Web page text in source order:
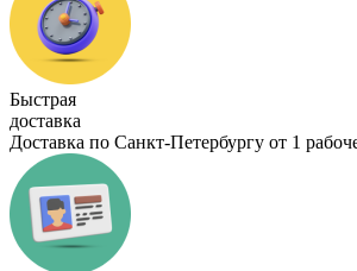
Быстрая
доставка
Доставка по Санкт-Петербургу от 1